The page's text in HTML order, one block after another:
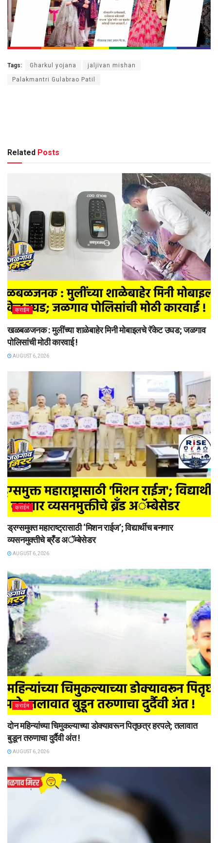
Tags: Gharkul yojana jaljivan mishan
Palakmantri Gulabrao Patil
Related Posts
क्राईम
खळबळजनक : मुलींच्या शाळेबाहेर मिनी मोबाइलचे रॅकेट उघड; जळगाव
पोलिसांची मोठी कारवाई !
AUGUST 6, 2026
क्राईम
ड्रग्समुक्त महाराष्ट्रासाठी ‘मिशन राईज’; विद्यार्थीच बनणार
व्यसनमुक्तीचे ब्रँड अॅम्बेसेडर
AUGUST 6, 2026
क्राईम
दोन महिन्यांच्या चिमुकल्याच्या डोक्यावरून पितृछत्र हरपले; तलावात
बुडून तरुणाचा दुर्दैवी अंत !
AUGUST 6, 2026